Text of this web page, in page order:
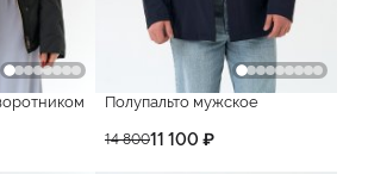
Полупальто мужское
14 80011 100 ₽